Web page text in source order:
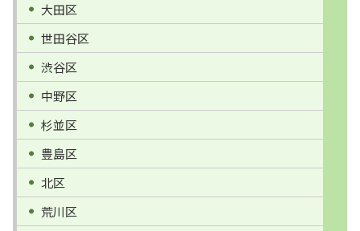
大田区
世田谷区
渋谷区
中野区
杉並区
豊島区
北区
荒川区